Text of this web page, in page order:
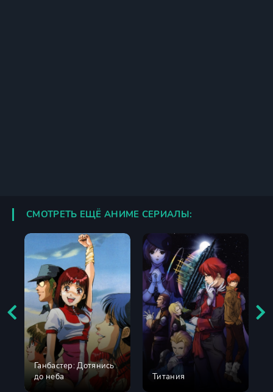
СМОТРЕТЬ ЕЩЁ АНИМЕ СЕРИАЛЫ:
Ганбастер: Дотянись
до неба
Титания